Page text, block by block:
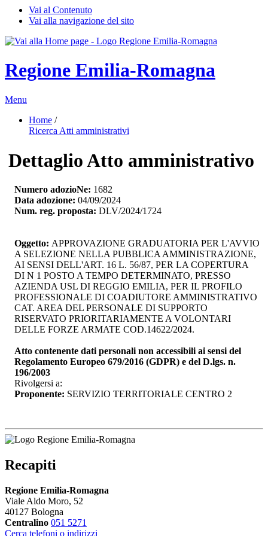
Vai al Contenuto
Vai alla navigazione del sito
Regione Emilia-Romagna
Menu
Home /
Ricerca Atti amministrativi
Dettaglio Atto amministrativo
Numero adozioNe: 1682
Data adozione: 04/09/2024
Num. reg. proposta: DLV/2024/1724
Oggetto: APPROVAZIONE GRADUATORIA PER L'AVVIO
A SELEZIONE NELLA PUBBLICA AMMINISTRAZIONE,
AI SENSI DELL'ART. 16 L. 56/87, PER LA COPERTURA
DI N 1 POSTO A TEMPO DETERMINATO, PRESSO
AZIENDA USL DI REGGIO EMILIA, PER IL PROFILO
PROFESSIONALE DI COADIUTORE AMMINISTRATIVO
CAT. AREA DEL PERSONALE DI SUPPORTO
RISERVATO PRIORITARIAMENTE A VOLONTARI
DELLE FORZE ARMATE COD.14622/2024.
Atto contenente dati personali non accessibili ai sensi del
Regolamento Europeo 679/2016 (GDPR) e del D.lgs. n.
196/2003
Rivolgersi a:
Proponente: SERVIZIO TERRITORIALE CENTRO 2
Recapiti
Regione Emilia-Romagna
Viale Aldo Moro, 52
40127 Bologna
Centralino 051 5271
Cerca telefoni o indirizzi